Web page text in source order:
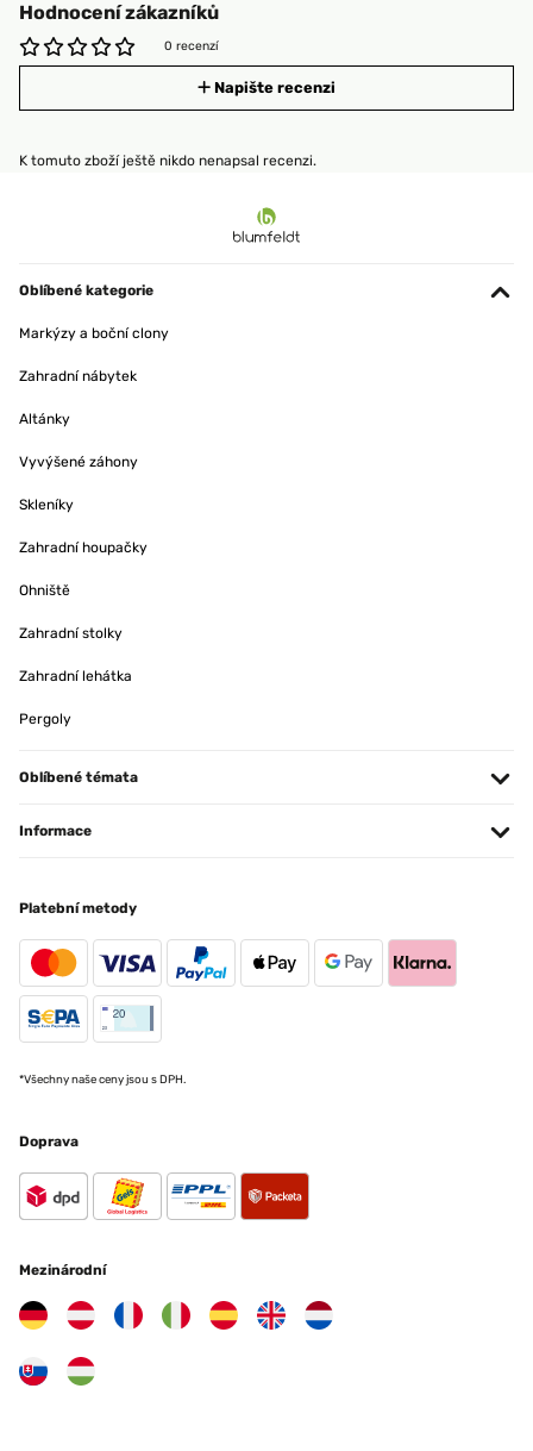
Hodnocení zákazníků
0 recenzí
Napište recenzi
K tomuto zboží ještě nikdo nenapsal recenzi.
Oblíbené kategorie
Markýzy a boční clony
Zahradní nábytek
Altánky
Vyvýšené záhony
Skleníky
Zahradní houpačky
Ohniště
Zahradní stolky
Zahradní lehátka
Pergoly
Oblíbené témata
Informace
Platební metody
*Všechny naše ceny jsou s DPH.
Doprava
Mezinárodní